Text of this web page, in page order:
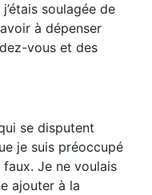
soulagée de
à dépenser
vous et des
se disputent
je suis préoccupé
Je ne voulais
ajouter à la